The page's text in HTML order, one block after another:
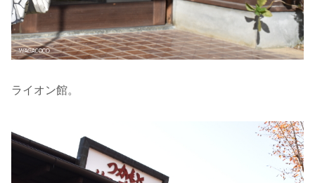
ライオン館。